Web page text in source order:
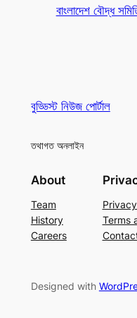
বাংলাদেশ বৌদ্ধ
বুড্ডিস্ট নিউজ পোর্টাল
তথাগত অনলাইন
About
Team
History
Careers
Terms
Designed with